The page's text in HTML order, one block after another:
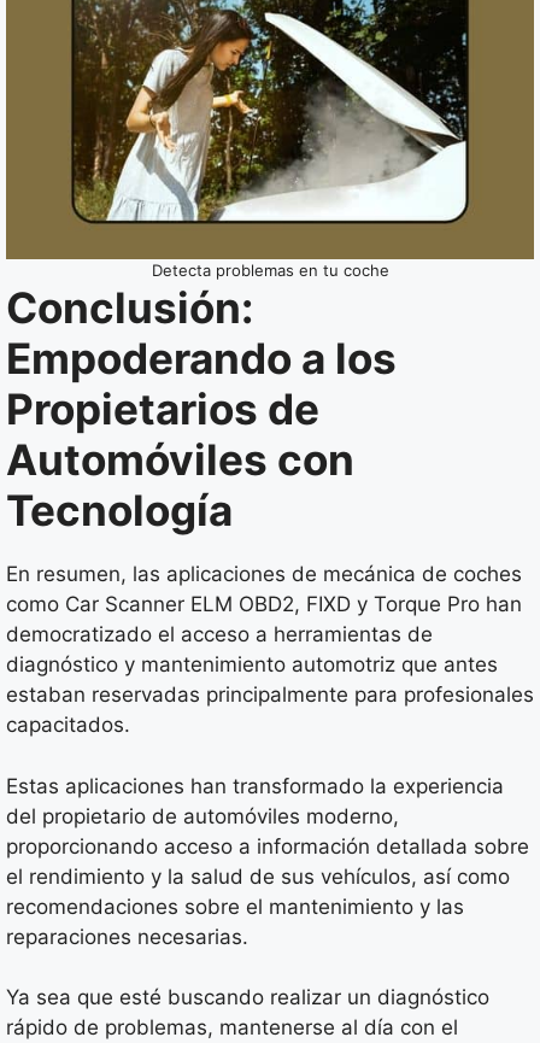
Detecta problemas en tu coche
Conclusión:
Empoderando a los
Propietarios de
Automóviles con
Tecnología
En resumen, las aplicaciones de mecánica de coches
como Car Scanner ELM OBD2, FIXD y Torque Pro han
democratizado el acceso a herramientas de
diagnóstico y mantenimiento automotriz que antes
estaban reservadas principalmente para profesionales
capacitados.
Estas aplicaciones han transformado la experiencia
del propietario de automóviles moderno,
proporcionando acceso a información detallada sobre
el rendimiento y la salud de sus vehículos, así como
recomendaciones sobre el mantenimiento y las
reparaciones necesarias.
Ya sea que esté buscando realizar un diagnóstico
rápido de problemas, mantenerse al día con el